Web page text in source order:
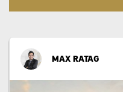
MAX RATAG